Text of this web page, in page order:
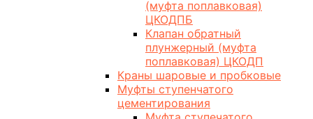
(муфта поплавковая)
ЦКОДПБ
Клапан обратный
плунжерный (муфта
поплавковая) ЦКОДП
Краны шаровые и пробковые
Муфты ступенчатого
цементирования